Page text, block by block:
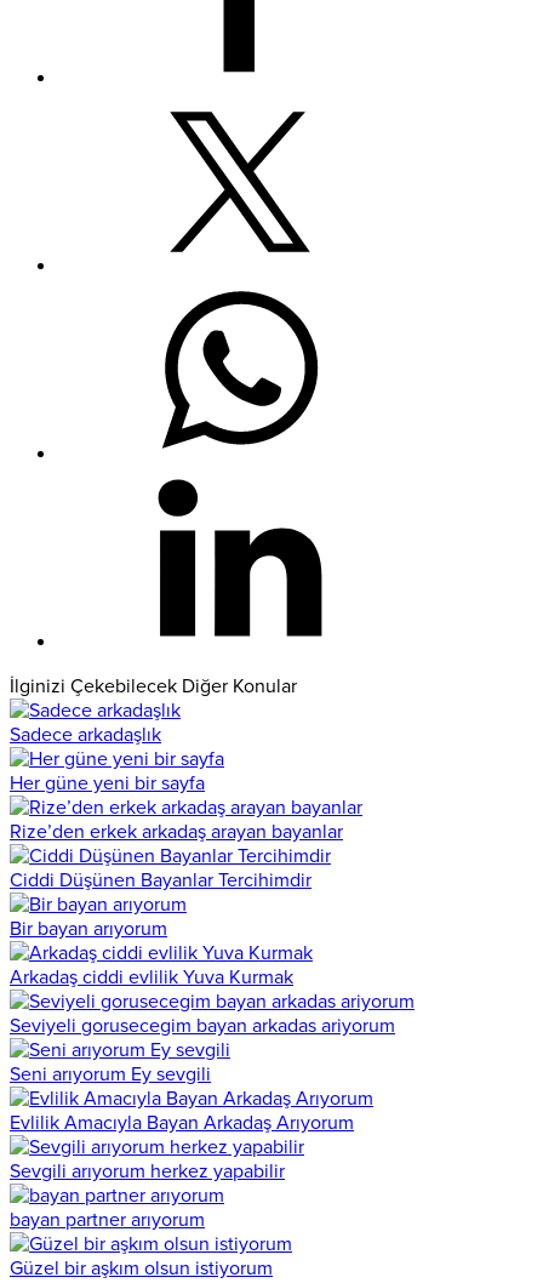
İlginizi Çekebilecek Diğer Konular
Sadece arkadaşlık
Her güne yeni bir sayfa
Rize’den erkek arkadaş arayan bayanlar
Ciddi Düşünen Bayanlar Tercihimdir
Bir bayan arıyorum
Arkadaş ciddi evlilik Yuva Kurmak
Seviyeli gorusecegim bayan arkadas ariyorum
Seni arıyorum Ey sevgili
Evlilik Amacıyla Bayan Arkadaş Arıyorum
Sevgili arıyorum herkez yapabilir
bayan partner arıyorum
Güzel bir aşkım olsun istiyorum